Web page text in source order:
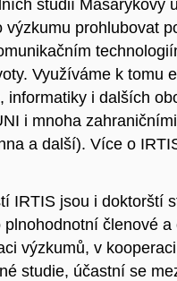
studií Masarykovy
výzkumu prohlubovat
Využíváme k tomu
informatiky i dalších
i mnoha
a další). Více o
IRTIS jsou i doktorští
plnohodnotní členové
výzkumů, v
studie, účastní se